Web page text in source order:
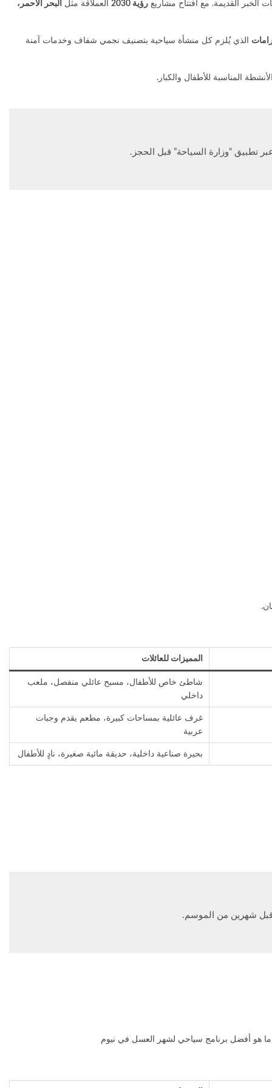
رؤية 2030 العملاقة مثل البحر الأحمر،
الذي يُلزم كل منشأة سياحية بتصنيف نجمي شفاف وخدمات آمنة
المميزات للعائلات
شاطئ خاص للأطفال، مسبح عائلي منفصل، ملعب
داخلي
غرف عائلية بمساحات كبيرة، مطعم يقدم وجبات
عربية
بحيرة صناعية داخلية، حديقة مائية صغيرة، نادٍ للأطفال
هو أفضل برنامج سياحي لشهر العسل في نيوم